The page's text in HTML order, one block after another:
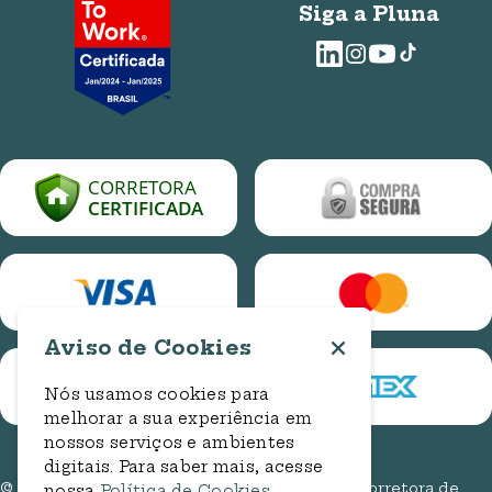
Central de Ajuda
Cotação Online Auto
Cotação Online Residencial
WhatsApp: (61) 3314-1286
relacionamento@plunaseguros.com.br
ouvidoria@bancorbras.com.br
ouvidoria.assedio@bancorbras.com.br
Consulta de Manifestação
© 2026. Todos os direitos reservados. Pluna Corretora de
Siga a Pluna
Requisição de Privacidade
Trabalhe conosco
Aviso de Cookies
Nós usamos cookies para
melhorar a sua experiência em
nossos serviços e ambientes
digitais. Para saber mais, acesse